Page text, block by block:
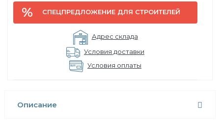
СПЕЦПРЕДЛОЖЕНИЕ ДЛЯ СТРОИТЕЛЕЙ
Адрес склада
Условия доставки
Условия оплаты
Описание